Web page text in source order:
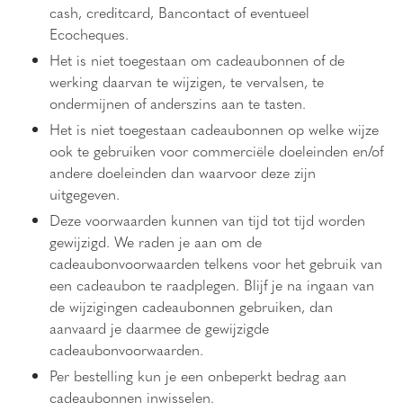
cash, creditcard, Bancontact of eventueel
Ecocheques.
Het is niet toegestaan om cadeaubonnen of de
werking daarvan te wijzigen, te vervalsen, te
ondermijnen of anderszins aan te tasten.
Het is niet toegestaan cadeaubonnen op welke wijze
ook te gebruiken voor commerciële doeleinden en/of
andere doeleinden dan waarvoor deze zijn
uitgegeven.
Deze voorwaarden kunnen van tijd tot tijd worden
gewijzigd. We raden je aan om de
cadeaubonvoorwaarden telkens voor het gebruik van
een cadeaubon te raadplegen. Blijf je na ingaan van
de wijzigingen cadeaubonnen gebruiken, dan
aanvaard je daarmee de gewijzigde
cadeaubonvoorwaarden.
Per bestelling kun je een onbeperkt bedrag aan
cadeaubonnen inwisselen.